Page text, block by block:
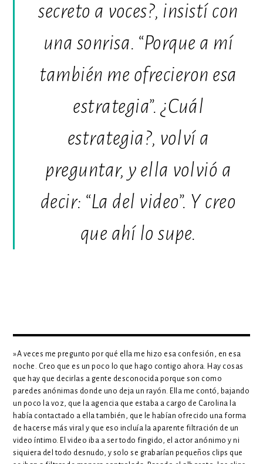
secreto a voces?, insistí con
una sonrisa. “Porque a mí
también me ofrecieron esa
estrategia”. ¿Cuál
estrategia?, volví a
preguntar, y ella volvió a
decir: “La del video”. Y creo
que ahí lo supe.
»A veces me pregunto por qué ella me hizo esa confesión, en esa
noche. Creo que es un poco lo que hago contigo ahora. Hay cosas
que hay que decirlas a gente desconocida porque son como
paredes anónimas donde uno deja un rayón. Ella me contó, bajando
un poco la voz, que la agencia que estaba a cargo de Carolina la
había contactado a ella también, que le habían ofrecido una forma
de hacerse más viral y que eso incluía la aparente filtración de un
video íntimo. El video iba a ser todo fingido, el actor anónimo y ni
siquiera del todo desnudo, y solo se grabarían pequeños clips que